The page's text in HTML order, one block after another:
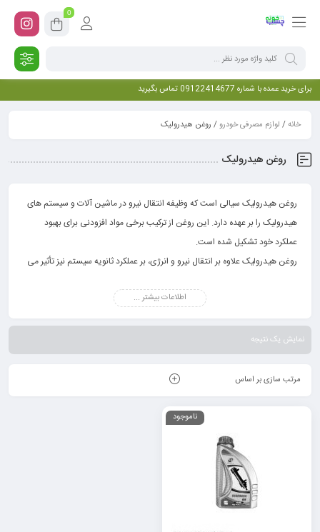
0
برای خرید عمده با شماره 09122414677 تماس بگیرید
خانه/ لوازم مصرفی خودرو/ روغن هیدرولیک
روغن هیدرولیک
روغن هیدرولیک سیالی است که وظیفه انتقال نیرو در ماشین آلات و سیستم های
هیدرولیک را بر عهده دارد. این روغن از ترکیب برخی مواد افزودنی برای بهبود
عملکرد خود تشکیل شده است.
روغن هیدرولیک علاوه بر انتقال نیرو و انرژی، بر عملکرد ثانویه سیستم نیز تأثیر می
اکسیداسیون و سایش باشد.
اطلاعات بیشتر ...
نمایش یک نتیجه
مرتب سازی بر اساس
ناموجود